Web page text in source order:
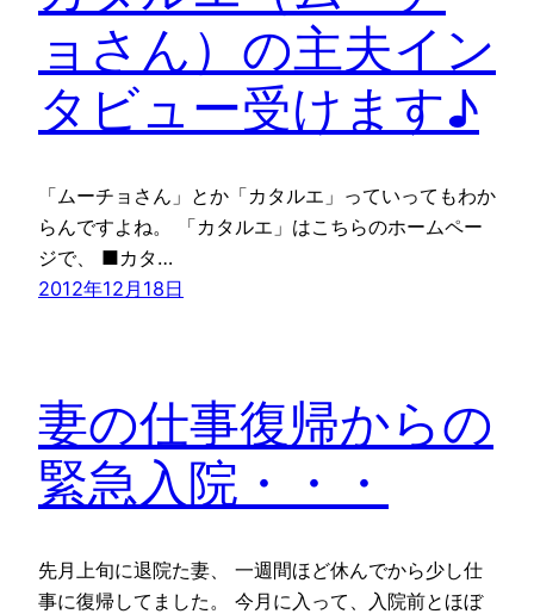
ョさん）の主夫イン
タビュー受けます♪
「ムーチョさん」とか「カタルエ」っていってもわか
らんですよね。 「カタルエ」はこちらのホームペー
ジで、 ■カタ…
2012年12月18日
妻の仕事復帰からの
緊急入院・・・
先月上旬に退院た妻、 一週間ほど休んでから少し仕
事に復帰してました。 今月に入って、入院前とほぼ